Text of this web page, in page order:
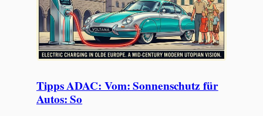
Tipps ADAC: Vom: Sonnenschutz für
Autos: So